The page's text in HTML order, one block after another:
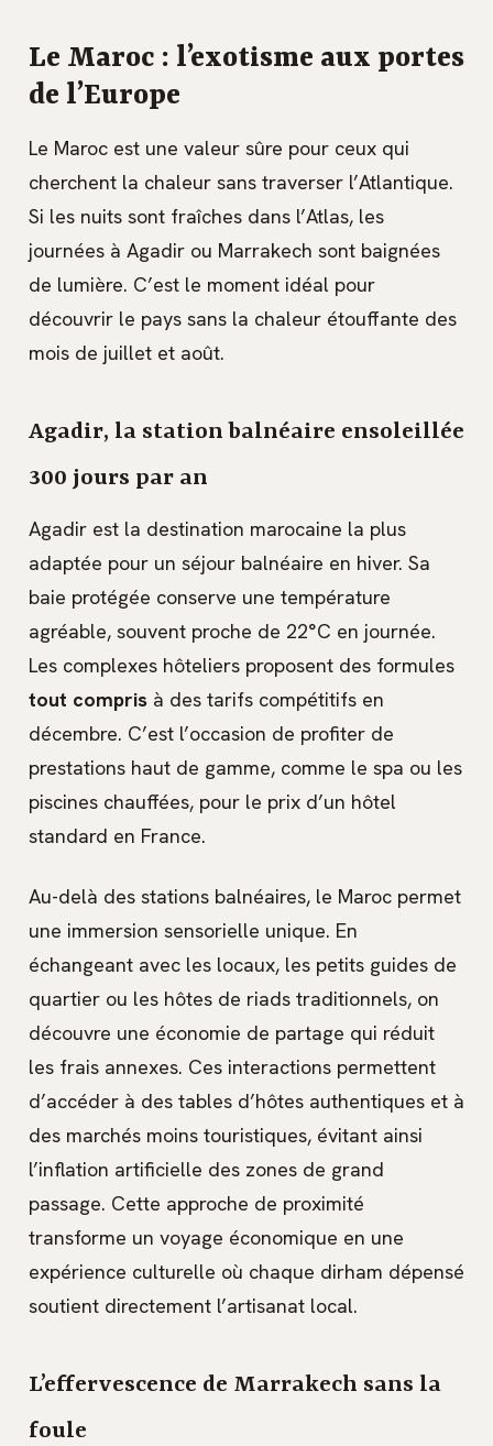
Le Maroc : l’exotisme aux portes
de l’Europe
Le Maroc est une valeur sûre pour ceux qui
cherchent la chaleur sans traverser l’Atlantique.
Si les nuits sont fraîches dans l’Atlas, les
journées à Agadir ou Marrakech sont baignées
de lumière. C’est le moment idéal pour
découvrir le pays sans la chaleur étouffante des
mois de juillet et août.
Agadir, la station balnéaire ensoleillée
300 jours par an
Agadir est la destination marocaine la plus
adaptée pour un séjour balnéaire en hiver. Sa
baie protégée conserve une température
agréable, souvent proche de 22°C en journée.
Les complexes hôteliers proposent des formules
tout compris à des tarifs compétitifs en
décembre. C’est l’occasion de profiter de
prestations haut de gamme, comme le spa ou les
piscines chauffées, pour le prix d’un hôtel
standard en France.
Au-delà des stations balnéaires, le Maroc permet
une immersion sensorielle unique. En
échangeant avec les locaux, les petits guides de
quartier ou les hôtes de riads traditionnels, on
découvre une économie de partage qui réduit
les frais annexes. Ces interactions permettent
d’accéder à des tables d’hôtes authentiques et à
des marchés moins touristiques, évitant ainsi
l’inflation artificielle des zones de grand
passage. Cette approche de proximité
transforme un voyage économique en une
expérience culturelle où chaque dirham dépensé
soutient directement l’artisanat local.
L’effervescence de Marrakech sans la
foule